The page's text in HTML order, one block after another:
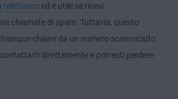
telefonico ed è utile se ricevi
chiamate di spam. Tuttavia, questo
chiami da un numero sconosciuto
direttamente e potresti perdere